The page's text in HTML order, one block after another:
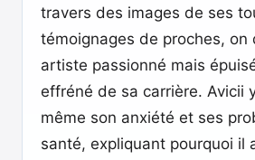
travers des images de ses
témoignages de proches, on
artiste passionné mais
effréné de sa carrière. Avicii
même son anxiété et ses
santé, expliquant pourquoi il